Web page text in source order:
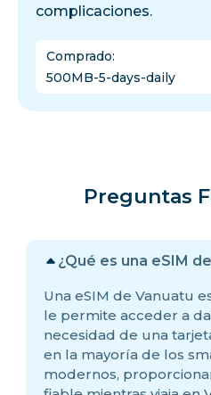
complicaciones.
Comprado:
500MB-5-days-daily
Preguntas
¿Qué es una eSIM
Una eSIM de Vanuatu
le permite acceder a
necesidad de una
en la mayoría de los
modernos,